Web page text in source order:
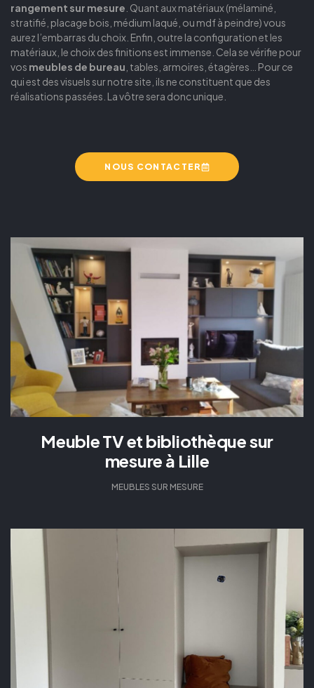
rangement sur mesure . Quant aux matériaux (mélaminé,
stratifié, placage bois, médium laqué, ou mdf à peindre) vous
aurez l’embarras du choix. Enfin, outre la configuration et les
matériaux, le choix des finitions est immense. Cela se vérifie pour
vos meubles de bureau , tables, armoires, étagères… Pour ce
qui est des visuels sur notre site, ils ne constituent que des
réalisations passées. La vôtre sera donc unique.
NOUS CONTACTER
Meuble TV et bibliothèque sur
mesure à Lille
MEUBLES SUR MESURE